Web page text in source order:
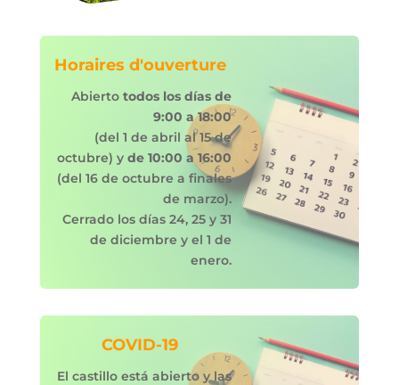
Horaires d'ouverture
Abierto todos los días de
9:00 a 18:00
(del 1 de abril al 15 de
octubre) y de 10:00 a 16:00
(del 16 de octubre a finales
de marzo).
Cerrado los días 24, 25 y 31
de diciembre y el 1 de
enero.
COVID-19
El castillo está abierto y las